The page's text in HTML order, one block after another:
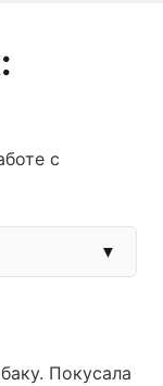
с
▼
Покусала